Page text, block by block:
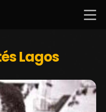
Lagos